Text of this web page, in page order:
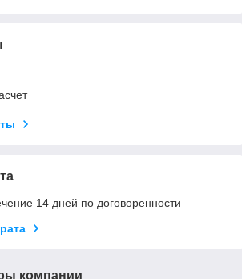
14 дней по договоренности
компании